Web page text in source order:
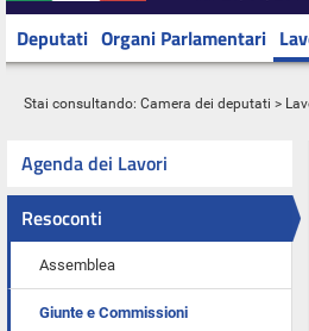
Deputati Organi Parlamentari
Stai consultando: Camera dei deputati >
Agenda dei Lavori
Resoconti
Assemblea
Giunte e Commissioni